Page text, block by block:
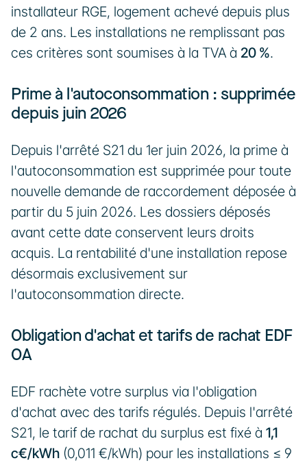
installateur RGE, logement achevé depuis plus
de 2 ans. Les installations ne remplissant pas
ces critères sont soumises à la TVA à 20 %.
Prime à l'autoconsommation : supprimée
depuis juin 2026
Depuis l'arrêté S21 du 1er juin 2026, la prime à
l'autoconsommation est supprimée pour toute
nouvelle demande de raccordement déposée à
partir du 5 juin 2026. Les dossiers déposés
avant cette date conservent leurs droits
acquis. La rentabilité d'une installation repose
désormais exclusivement sur
l'autoconsommation directe.
Obligation d'achat et tarifs de rachat EDF
OA
EDF rachète votre surplus via l'obligation
d'achat avec des tarifs régulés. Depuis l'arrêté
S21, le tarif de rachat du surplus est fixé à 1,1
c€/kWh (0,011 €/kWh) pour les installations ≤ 9